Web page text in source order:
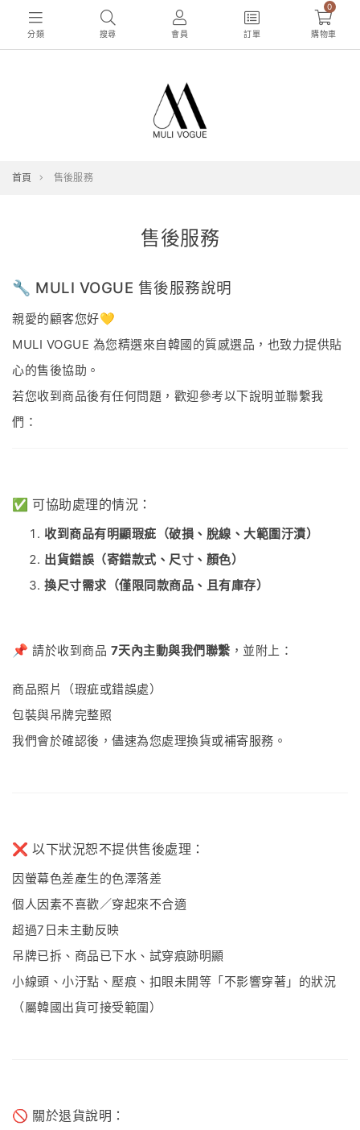
分類 搜尋 會員 訂單
0
購物車
首頁 售後服務
售後服務
🔧 MULI VOGUE 售後服務說明
親愛的顧客您好💛
MULI VOGUE 為您精選來自韓國的質感選品，也致力提供貼
心的售後協助。
若您收到商品後有任何問題，歡迎參考以下說明並聯繫我
們：
✅ 可協助處理的情況：
收到商品有明顯瑕疵（破損、脫線、大範圍汙漬）
出貨錯誤（寄錯款式、尺寸、顏色）
換尺寸需求（僅限同款商品、且有庫存）
📌 請於收到商品 7天內主動與我們聯繫 ，並附上：
商品照片（瑕疵或錯誤處）
包裝與吊牌完整照
我們會於確認後，儘速為您處理換貨或補寄服務。
❌ 以下狀況恕不提供售後處理：
因螢幕色差產生的色澤落差
個人因素不喜歡／穿起來不合適
超過7日未主動反映
吊牌已拆、商品已下水、試穿痕跡明顯
小線頭、小汙點、壓痕、扣眼未開等「不影響穿著」的狀況
（屬韓國出貨可接受範圍）
🚫 關於退貨說明：